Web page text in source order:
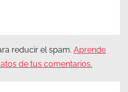
reducir el spam. Aprende
de tus comentarios.